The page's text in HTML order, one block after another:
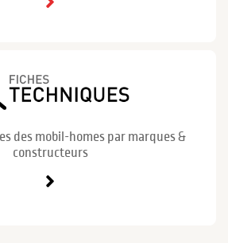
des mobil-homes par marques &
constructeurs